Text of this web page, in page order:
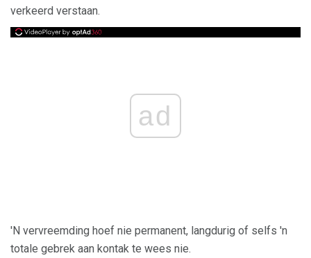
verkeerd verstaan.
ad
'N vervreemding hoef nie permanent, langdurig of selfs 'n
totale gebrek aan kontak te wees nie.